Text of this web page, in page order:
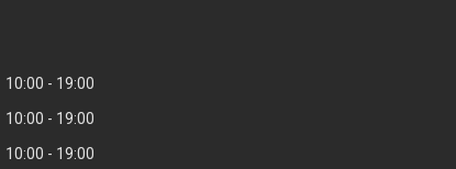
10:00
19:00
10:00
19:00
10:00
19:00